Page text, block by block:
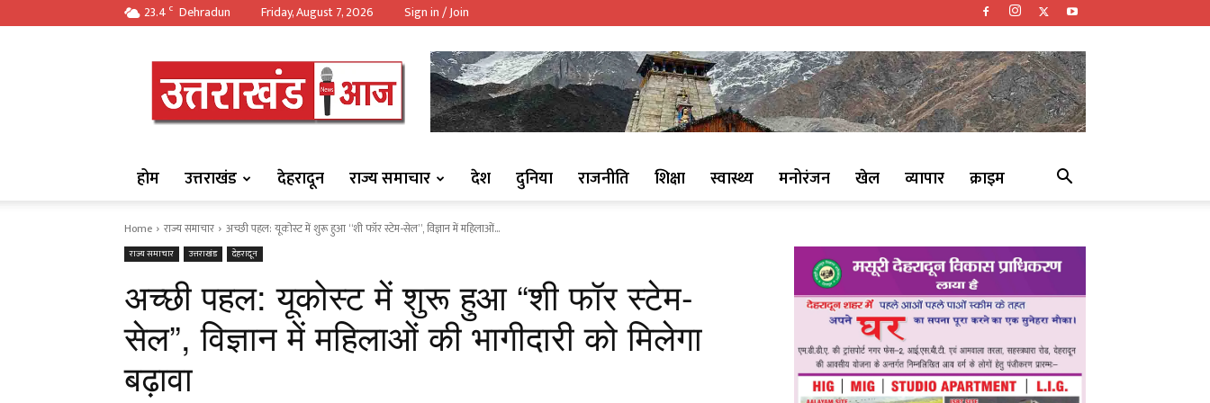
23.4 C Dehradun Friday, August 7, 2026 Sign in / Join
https://uttarakhandaaj.com/
होम उत्तराखंड देहरादून राज्य समाचार देश दुनिया राजनीति शिक्षा स्वास्थ्य मनोरंजन खेल व्यापार क्राइम
Home राज्य समाचार अच्छी पहल: यूकोस्ट में शुरू हुआ “शी फॉर स्टेम-सेल”, विज्ञान में महिलाओं...
राज्य समाचार उत्तराखंड देहरादून
अच्छी पहल: यूकोस्ट में शुरू हुआ “शी फॉर स्टेम-
सेल”, विज्ञान में महिलाओं की भागीदारी को मिलेगा
बढ़ावा